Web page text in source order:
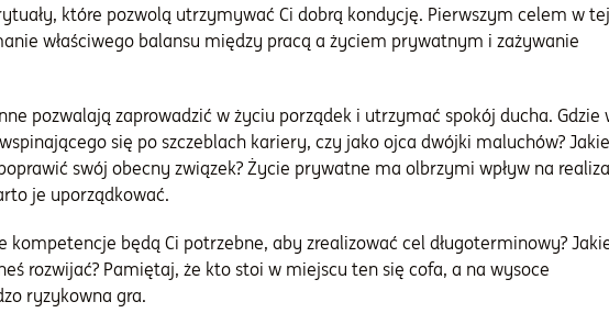
które pozwolą utrzymywać Ci dobrą kondycję. Pierwszym celem w tej
właściwego balansu między pracą a życiem prywatnym i zażywanie
pozwalają zaprowadzić w życiu porządek i utrzymać spokój ducha. Gdzie
się po szczeblach kariery, czy jako ojca dwójki maluchów? Jakie
swój obecny związek? Życie prywatne ma olbrzymi wpływ na
je uporządkować.
kompetencje będą Ci potrzebne, aby zrealizować cel długoterminowy?
rozwijać? Pamiętaj, że kto stoi w miejscu ten się cofa, a na wysoce
ryzykowna gra.